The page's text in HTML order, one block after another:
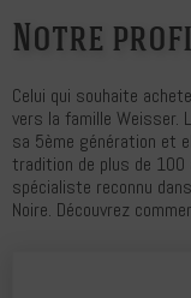
Notre
Celui qui souhaite
vers la famille Weisser.
sa 5ème génération et
tradition de plus de 100
spécialiste reconnu
Noire. Découvrez